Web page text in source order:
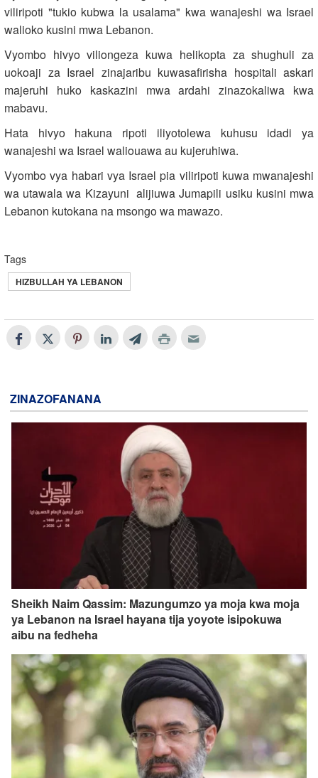
viliripoti "tukio kubwa la usalama" kwa wanajeshi wa Israel
walioko kusini mwa Lebanon.
Vyombo hivyo viliongeza kuwa helikopta za shughuli za
uokoaji za Israel zinajaribu kuwasafirisha hospitali askari
majeruhi huko kaskazini mwa ardahi zinazokaliwa kwa
mabavu.
Hata hivyo hakuna ripoti iliyotolewa kuhusu idadi ya
wanajeshi wa Israel waliouawa au kujeruhiwa.
Vyombo vya habari vya Israel pia viliripoti kuwa mwanajeshi
wa utawala wa Kizayuni alijiuwa Jumapili usiku kusini mwa
Lebanon kutokana na msongo wa mawazo.
Tags
HIZBULLAH YA LEBANON
ZINAZOFANANA
Sheikh Naim Qassim: Mazungumzo ya moja kwa moja
ya Lebanon na Israel hayana tija yoyote isipokuwa
aibu na fedheha